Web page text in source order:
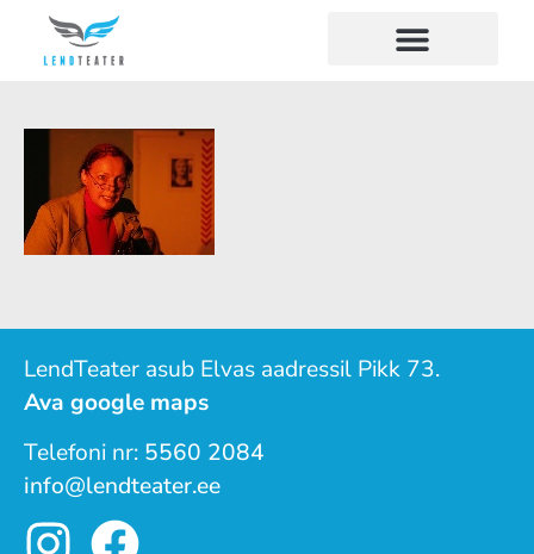
LendTeater asub Elvas aadressil Pikk 73.
Ava google maps
Telefoni nr: 5560 2084
info@lendteater.ee